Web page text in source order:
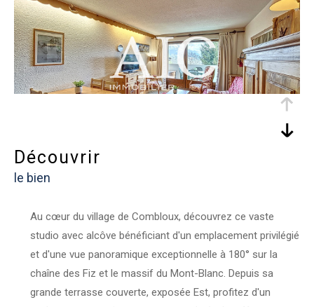
découvrir
le bien
Au cœur du village de Combloux, découvrez ce vaste
studio avec alcôve bénéficiant d'un emplacement privilégié
et d'une vue panoramique exceptionnelle à 180° sur la
chaîne des Fiz et le massif du Mont-Blanc. Depuis sa
grande terrasse couverte, exposée Est, profitez d'un